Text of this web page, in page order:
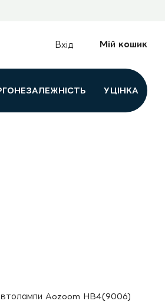
Вхід Мій кошик
УЦІНКА